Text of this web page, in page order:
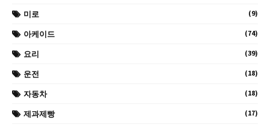
미로 (9)
아케이드 (74)
요리 (39)
운전 (18)
자동차 (18)
제과제빵 (17)